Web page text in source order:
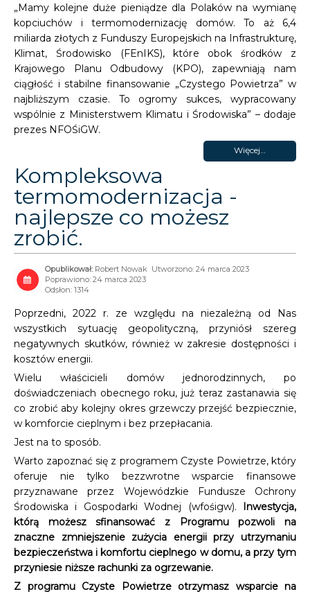
„Mamy kolejne duże pieniądze dla Polaków na wymianę
kopciuchów i termomodernizację domów. To aż 6,4
miliarda złotych z Funduszy Europejskich na Infrastrukturę,
Klimat, Środowisko (FEnIKS), które obok środków z
Krajowego Planu Odbudowy (KPO), zapewniają nam
ciągłość i stabilne finansowanie „Czystego Powietrza” w
najbliższym czasie. To ogromy sukces, wypracowany
wspólnie z Ministerstwem Klimatu i Środowiska” – dodaje
prezes NFOŚiGW.
Więcej…
Kompleksowa
termomodernizacja -
najlepsze co możesz
zrobić.
Robert Nowak Utworzono: 24 marca 2023
Poprawiono: 24 marca 2023
Odsłon: 1314
Poprzedni, 2022 r. ze względu na niezależną od Nas
wszystkich sytuację geopolityczną, przyniósł szereg
negatywnych skutków, również w zakresie dostępności i
kosztów energii.
Wielu właścicieli domów jednorodzinnych, po
doświadczeniach obecnego roku, już teraz zastanawia się
co zrobić aby kolejny okres grzewczy przejść bezpiecznie,
w komforcie cieplnym i bez przepłacania.
Jest na to sposób.
Warto zapoznać się z programem Czyste Powietrze, który
oferuje nie tylko bezzwrotne wsparcie finansowe
przyznawane przez Wojewódzkie Fundusze Ochrony
Środowiska i Gospodarki Wodnej (wfośigw).
Inwestycja,
którą możesz sfinansować z Programu pozwoli na
znaczne zmniejszenie zużycia energii przy utrzymaniu
bezpieczeństwa i komfortu cieplnego w domu, a przy tym
przyniesie niższe rachunki za ogrzewanie.
Z programu Czyste Powietrze otrzymasz wsparcie na